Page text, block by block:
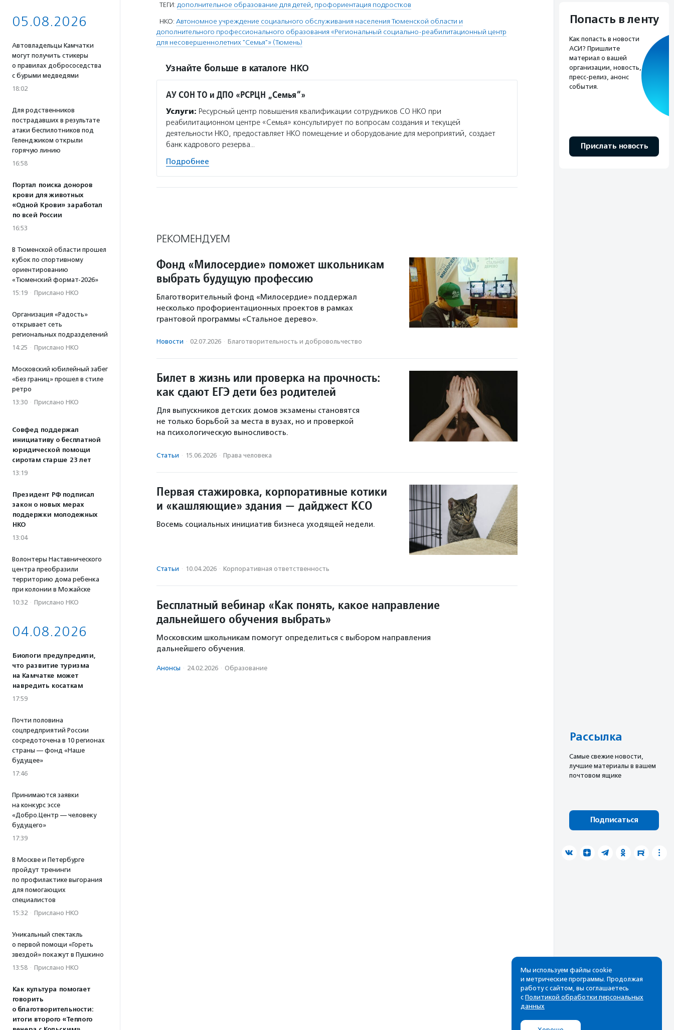
05.08.2026
Автовладельцы Камчатки
могут получить стикеры
о правилах добрососедства
с бурыми медведями
18:02
Для родственников
пострадавших в результате
атаки беспилотников под
Геленджиком открыли
горячую линию
16:58
Портал поиска доноров
крови для животных
«Одной Крови» заработал
по всей России
16:53
В Тюменской области прошел
кубок по спортивному
ориентированию
«Тюменский формат-2026»
15:19 · Прислано НКО
Организация «Радость»
открывает сеть
региональных подразделений
14:25 · Прислано НКО
Московский юбилейный забег
«Без границ» прошел в стиле
ретро
13:30 · Прислано НКО
Совфед поддержал
инициативу о бесплатной
юридической помощи
сиротам старше 23 лет
13:19
Президент РФ подписал
закон о новых мерах
поддержки молодежных
НКО
13:04
Волонтеры Наставнического
центра преобразили
территорию дома ребенка
при колонии в Можайске
10:32 · Прислано НКО
04.08.2026
Биологи предупредили,
что развитие туризма
на Камчатке может
навредить косаткам
17:59
Почти половина
соцпредприятий России
сосредоточена в 10 регионах
страны — фонд «Наше
будущее»
17:46
Принимаются заявки
на конкурс эссе
«Добро.Центр — человеку
будущего»
17:39
В Москве и Петербурге
пройдут тренинги
по профилактике выгорания
для помогающих
специалистов
15:32 · Прислано НКО
Уникальный спектакль
о первой помощи «Гореть
звездой» покажут в Пушкино
13:58 · Прислано НКО
Как культура помогает
говорить
о благотворительности:
итоги второго «Теплого
ТЕГИ: дополнительное образование для детей, профориентация подростков
НКО: Автономное учреждение социального обслуживания населения Тюменской области и
дополнительного профессионального образования «Региональный социально-реабилитационный центр
для несовершеннолетних "Семья"» (Тюмень)
Узнайте больше в каталоге НКО
АУ СОН ТО и ДПО «РСРЦН „Семья“»
Услуги: Ресурсный центр повышения квалификации сотрудников СО НКО при
реабилитационном центре «Семья» консультирует по вопросам создания и текущей
деятельности НКО, предоставляет НКО помещение и оборудование для мероприятий, создает
банк кадрового резерва…
Подробнее
РЕКОМЕНДУЕМ
Фонд «Милосердие» поможет школьникам
выбрать будущую профессию
Благотворительный фонд «Милосердие» поддержал
несколько профориентационных проектов в рамках
грантовой программы «Стальное дерево».
Новости · 02.07.2026 · Благотвори­тель­ность и доброволь­чест­во
Билет в жизнь или проверка на прочность:
как сдают ЕГЭ дети без родителей
Для выпускников детских домов экзамены становятся
не только борьбой за места в вузах, но и проверкой
на психологическую выносливость.
Статьи · 15.06.2026 · Права человека
Первая стажировка, корпоративные котики
и «кашляющие» здания — дайджест КСО
Восемь социальных инициатив бизнеса уходящей недели.
Статьи · 10.04.2026 · Корпоративная ответственность
Бесплатный вебинар «Как понять, какое направление
дальнейшего обучения выбрать»
Московским школьникам помогут определиться с выбором направления
дальнейшего обучения.
Анонсы · 24.02.2026 · Образование
Попасть в ленту
Как попасть в новости
АСИ? Пришлите
материал о вашей
организации, новость,
пресс-релиз, анонс
события.
Прислать новость
Рассылка
Cамые свежие новости,
лучшие материалы в вашем
почтовом ящике
Подписаться
Мы используем файлы cookie
и метрические программы. Продолжая
работу с сайтом, вы соглашаетесь
с Политикой обработки персональных
данных